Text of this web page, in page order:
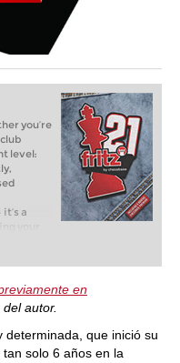
you’re
level:
a
your
already
you can
a
en
autor.
que inició su
solo 6 años en la